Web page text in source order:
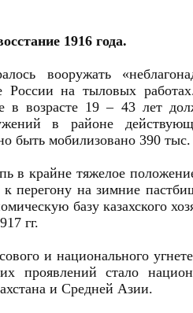
1916 года.
вооружать
России на тыловых
в возрасте 19 – 43 лет
в районе
быть мобилизовано 390 тыс.
в крайне тяжелое
перегону на зимние
базу казахского
гг.
и национального
проявлений стало
и Средней Азии.